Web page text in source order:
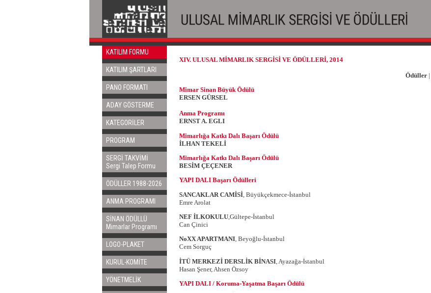
KATILIM FORMU
KATILIM ŞARTLARI
PANO FORMATI
ADAY GÖSTERME
KATEGORİLER
PROGRAM
SERGİ TAKVİMİ
Sergi Talep Formu
ÖDÜLLER 1988-2026
ANMA PROGRAMI
SİNAN ÖDÜLLÜ
Mimarlar Programı
LOGO-PLAKET
KURUL-KOMİTE
YÖNETMELİK
XIV. ULUSAL MİMARLIK SERGİSİ VE ÖDÜLLERİ, 2014
Ödüller |
Mimar Sinan Büyük Ödülü
ERSEN GÜRSEL
Anma Programı
ERNST A. EGLI
Mimarlığa Katkı Dalı Başarı Ödülü
İLHAN TEKELİ
Mimarlığa Katkı Dalı Başarı Ödülü
BESİM ÇEÇENER
YAPI DALI Başarı Ödülleri
SANCAKLAR CAMİSİ , Büyükçekmece-İstanbul
Emre Arolat
NEF İLKOKULU ,Gültepe-İstanbul
Can Çinici
NoXX APARTMANI, Beyoğlu-İstanbul
Cem Sorguç
İTÜ MERKEZİ DERSLİK BİNASI , Ayazağa-İstanbul
Hasan Şener, Ahsen Özsoy
YAPI DALI / Koruma-Yaşatma Başarı Ödülü